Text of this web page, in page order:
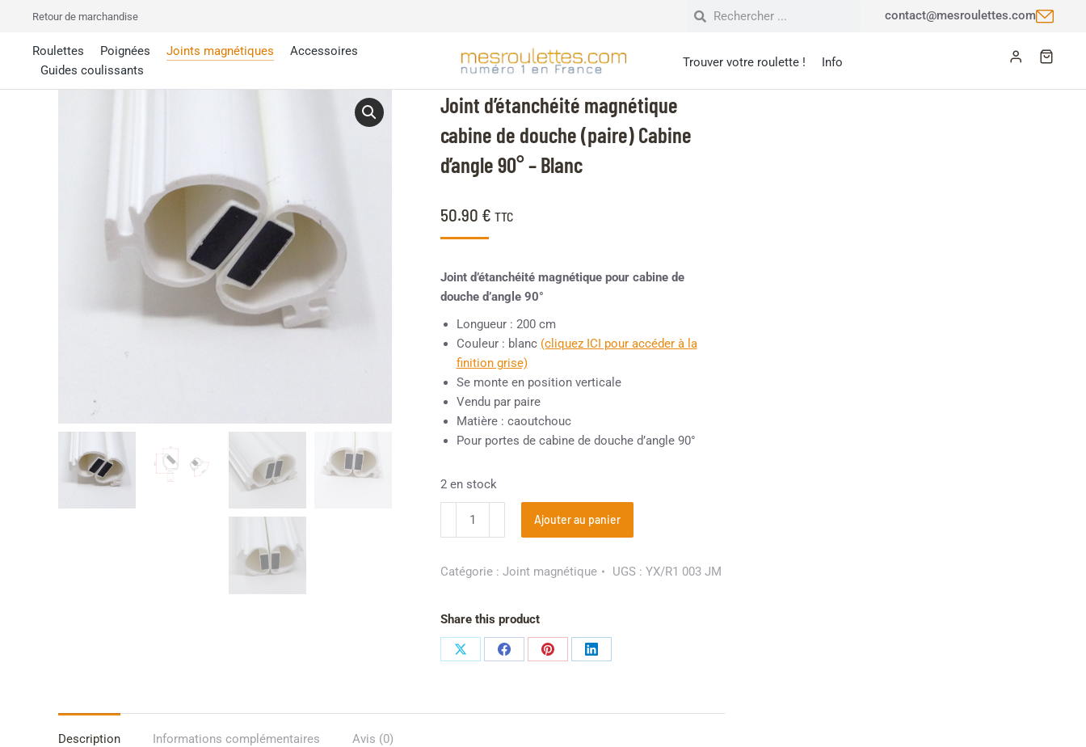
Retour de marchandise contact@mesroulettes.com
Roulettes Poignées Joints magnétiques
Accessoires
Guides coulissants
Trouver votre roulette ! Info
Joint d’étanchéité magnétique
cabine de douche (paire) Cabine
d’angle 90° – Blanc
50.90 € TTC
Joint d’étanchéité magnétique pour cabine de
douche d’angle 90°
Longueur : 200 cm
Couleur : blanc (cliquez ICI pour accéder à la
finition grise)
Se monte en position verticale
Vendu par paire
Matière : caoutchouc
Pour portes de cabine de douche d’angle 90°
2 en stock
Ajouter au panier
Catégorie : Joint magnétique UGS : YX/R1 003 JM
Share this product
Description Informations complémentaires Avis (0)